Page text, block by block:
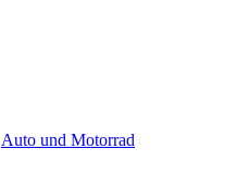
Auto und Motorrad